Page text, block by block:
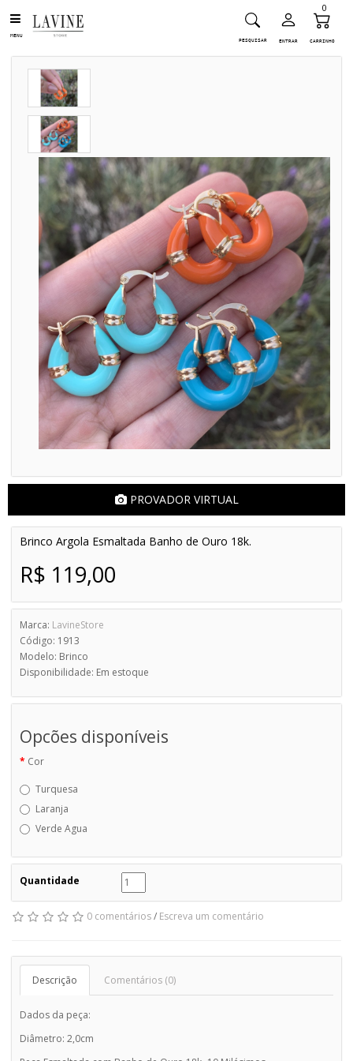
MENU
PESQUISAR ENTRAR CARRINHO
0
PROVADOR VIRTUAL
Brinco Argola Esmaltada Banho de Ouro 18k.
R$ 119,00
Marca: LavineStore
Código: 1913
Modelo: Brinco
Disponibilidade: Em estoque
Opcões disponíveis
Cor
Turquesa
Laranja
Verde Agua
Quantidade
0 comentários/ Escreva um comentário
Descrição Comentários (0)
Dados da peça:
Diâmetro: 2,0cm